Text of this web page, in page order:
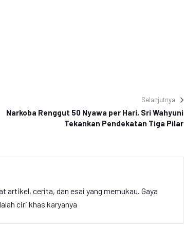
Selanjutnya
Narkoba Renggut 50 Nyawa per Hari, Sri Wahyuni
Tekankan Pendekatan Tiga Pilar
artikel, cerita, dan esai yang memukau. Gaya
ciri khas karyanya